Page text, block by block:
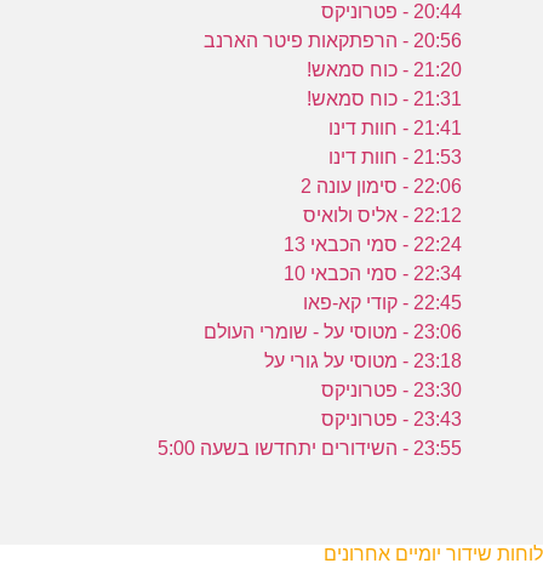
20:44 - פטרוניקס
20:56 - הרפתקאות פיטר הארנב
21:20 - כוח סמאש!
21:31 - כוח סמאש!
21:41 - חוות דינו
21:53 - חוות דינו
22:06 - סימון עונה 2
22:12 - אליס ולואיס
22:24 - סמי הכבאי 13
22:34 - סמי הכבאי 10
22:45 - קודי קא-פאו
23:06 - מטוסי על - שומרי העולם
23:18 - מטוסי על גורי על
23:30 - פטרוניקס
23:43 - פטרוניקס
23:55 - השידורים יתחדשו בשעה 5:00
לוחות שידור יומיים אחרונים